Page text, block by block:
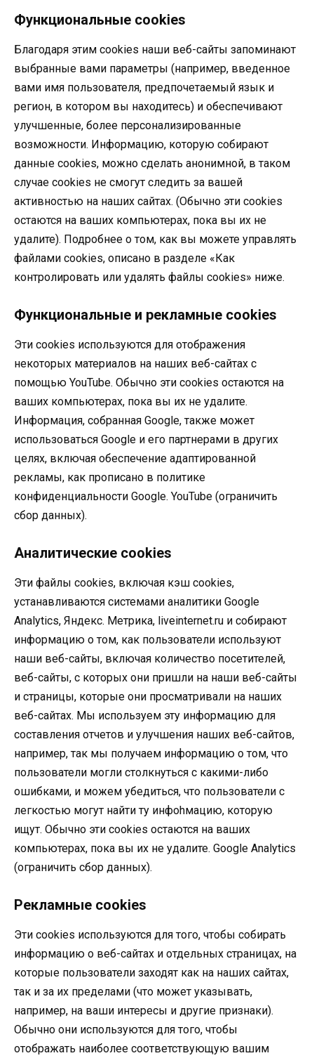
Функциональные cookies
Благодаря этим cookies наши веб-сайты запоминают
выбранные вами параметры (например, введенное
вами имя пользователя, предпочетаемый язык и
регион, в котором вы находитесь) и обеспечивают
улучшенные, более персонализированные
возможности. Информацию, которую собирают
данные cookies, можно сделать анонимной, в таком
случае cookies не смогут следить за вашей
активностью на наших сайтах. (Обычно эти cookies
остаются на ваших компьютерах, пока вы их не
удалите). Подробнее о том, как вы можете управлять
файлами cookies, описано в разделе «Как
контролировать или удалять файлы cookies» ниже.
Функциональные и рекламные cookies
Эти cookies используются для отображения
некоторых материалов на наших веб-сайтах с
помощью YouTube. Обычно эти cookies остаются на
ваших компьютерах, пока вы их не удалите.
Информация, собранная Google, также может
использоваться Google и его партнерами в других
целях, включая обеспечение адаптированной
рекламы, как прописано в политике
конфиденциальности Google. YouTube (ограничить
сбор данных).
Аналитические cookies
Эти файлы cookies, включая кэш cookies,
устанавливаются системами аналитики Google
Analytics, Яндекс. Метрика, liveinternet.ru и собирают
информацию о том, как пользователи используют
наши веб-сайты, включая количество посетителей,
веб-сайты, с которых они пришли на наши веб-сайты
и страницы, которые они просматривали на наших
веб-сайтах. Мы используем эту информацию для
составления отчетов и улучшения наших веб-сайтов,
например, так мы получаем информацию о том, что
пользователи могли столкнуться с какими-либо
ошибками, и можем убедиться, что пользователи с
легкостью могут найти ту инфоhмацию, которую
ищут. Обычно эти cookies остаются на ваших
компьютерах, пока вы их не удалите. Google Analytics
(ограничить сбор данных).
Рекламные cookies
Эти cookies используются для того, чтобы собирать
информацию о веб-сайтах и отдельных страницах, на
которые пользователи заходят как на наших сайтах,
так и за их пределами (что может указывать,
например, на ваши интересы и другие признаки).
Обычно они используются для того, чтобы
отображать наиболее соответствующую вашим